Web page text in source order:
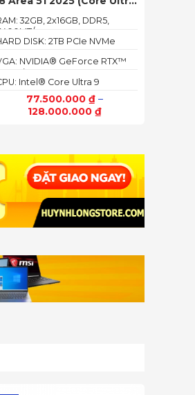
12GB QHD+300Hz)
77.500.000 ₫–
128.000.000 ₫
Intel® Core Ultra 9
NVIDIA® GeForce RTX™
5070Ti 12GB GDDR
DISK: 2TB PCIe NVMe
32GB, 2x16GB, DDR5,
s